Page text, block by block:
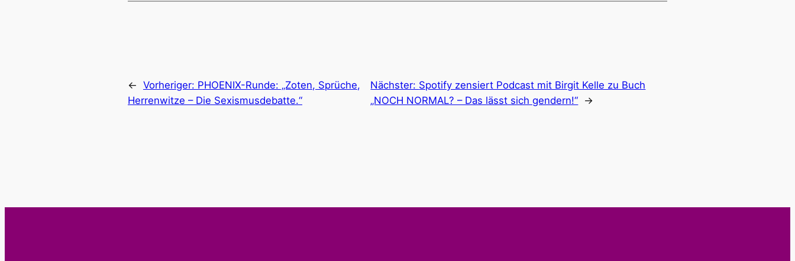
← Vorheriger: PHOENIX-Runde: „Zoten, Sprüche,
Herrenwitze – Die Sexismusdebatte.“
Nächster: Spotify zensiert Podcast mit Birgit Kelle zu Buch
„NOCH NORMAL? – Das lässt sich gendern!“ →